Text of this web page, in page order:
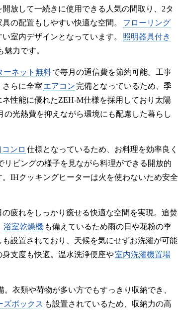
放して一続きに使用できる人気の間取り、2タ
の配置もしやすい快適な空間。
フローリング
室内デザインとなっています。
照明器具付き
力です。
ーネット無料で毎月の通信費を節約可能。工事
らに全室 エアコン 完備となっているため、季
性能に優れたZEH-M仕様を採用しており太陽
の光熱費を抑えながら環境にも配慮した暮らし
コンロ 仕様となっているため、お料理を効率良く
リビングの様子を見ながら料理ができる開放的
IHクッキングヒーターは火を使わないため安全
疲れをしっかり癒せる快適な空間を実現。追焚
浴室乾燥機 も備えているため雨の日や花粉の季
設置されており、天候を気にせずお洗濯が可能
支度も快適。温水洗浄便座や室内洗濯機置場
。衣類や荷物が多い方でもすっきり収納でき、
ズボックス も設置されているため、収納力の高